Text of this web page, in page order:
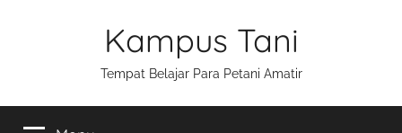
Kampus Tani
Tempat Belajar Para Petani Amatir